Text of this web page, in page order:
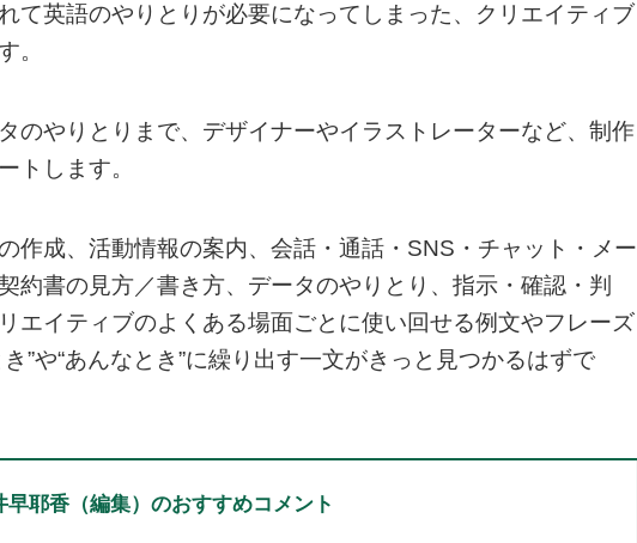
て英語のやりとりが必要になってしまった、クリエイティブ
。
のやりとりまで、デザイナーやイラストレーターなど、制作
トします。
作成、活動情報の案内、会話・通話・SNS・チャット・メー
約書の見方／書き方、データのやりとり、指示・確認・判
エイティブのよくある場面ごとに使い回せる例文やフレーズ
”や“あんなとき”に繰り出す一文がきっと見つかるはずで
早耶香（編集）のおすすめコメント